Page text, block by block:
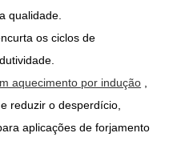
qualidade.
os ciclos de
aquecimento por indução
reduzir o desperdício,
aplicações de forjamento